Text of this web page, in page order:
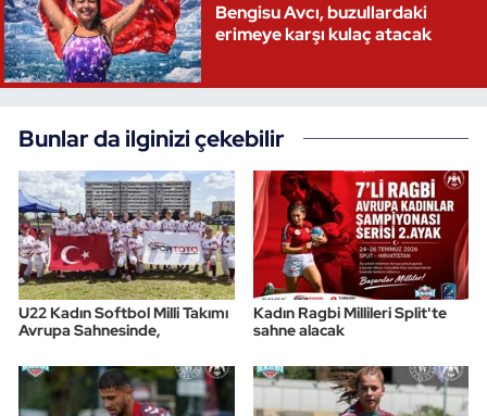
Bengisu Avcı, buzullardaki
erimeye karşı kulaç atacak
Bunlar da ilginizi çekebilir
U22 Kadın Softbol Milli Takımı
Avrupa Sahnesinde,
Kadın Ragbi Millileri Split'te
sahne alacak